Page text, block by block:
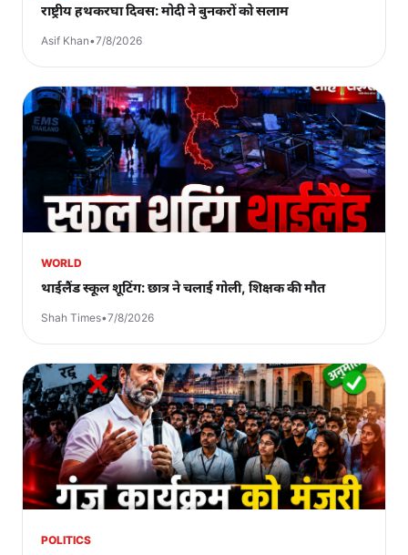
राष्ट्रीय हथकरघा दिवस: मोदी ने बुनकरों को सलाम
Asif Khan•7/8/2026
WORLD
थाईलैंड स्कूल शूटिंग: छात्र ने चलाई गोली, शिक्षक की मौत
Shah Times•7/8/2026
POLITICS